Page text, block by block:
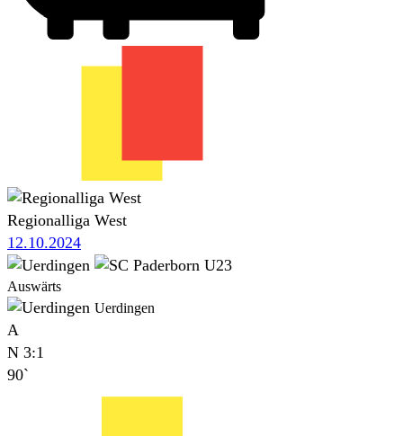
Regionalliga West
12.10.2024
Auswärts
Uerdingen
A
N 3:1
90`